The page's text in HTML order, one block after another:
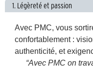
1. Légèreté et passion
Avec PMC, vous
confortablement :
authenticité, et
“Avec PMC on